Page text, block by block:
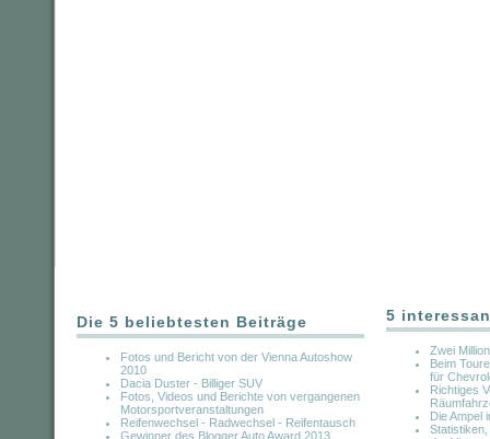
Die 5 beliebtesten Beiträge
Fotos und Bericht von der Vienna Autoshow
2010
Dacia Duster - Billiger SUV
Fotos, Videos und Berichte von vergangenen
Motorsportveranstaltungen
Reifenwechsel - Radwechsel - Reifentausch
Gewinner des Blogger Auto Award 2013
5
Zwei
Beim
für
Richtiges
Die Ampel